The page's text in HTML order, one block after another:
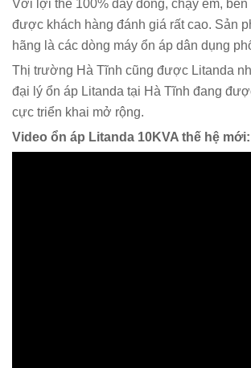
Với lợi thế 100% dây đồng, chạy êm, bền
được khách hàng đánh giá rất cao. Sản
hãng là các dòng máy ổn áp dân dụng
Thị trường Hà Tĩnh cũng được Litanda
đại lý ổn áp Litanda tại Hà Tĩnh đang
cực triển khai mở rộng.
Video ổn áp Litanda 10KVA thế hệ mới: